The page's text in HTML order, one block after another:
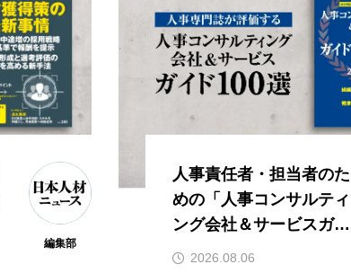
編集部
人事責任者・担当者のた
めの「人事コンサルティ
ング会社＆サービスガイ
ド100選 2026年度版」を
2026.08.06